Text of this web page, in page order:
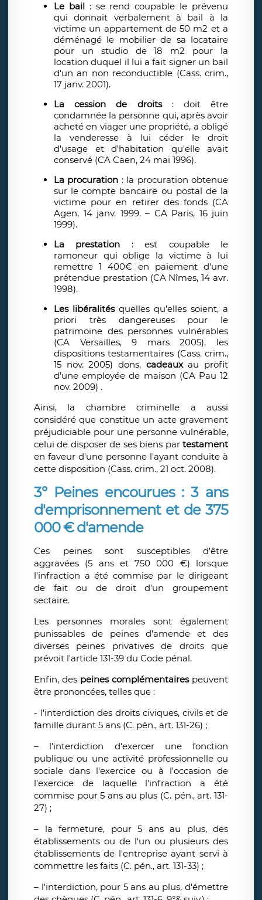
Le bail : se rend coupable le prévenu
qui donnait verbalement à bail à la
victime un appartement de 50 m2 et a
déménagé le mobilier de sa locataire
pour un studio de 18 m2 pour la
location duquel il lui a fait signer un bail
d'un an non reconductible (Cass. crim.,
17 janv. 2001).
La cession de droits: doit être
condamnée la personne qui, après avoir
acheté en viager une propriété, a obligé
la venderesse à lui céder le droit
d'usage et d'habitation qu'elle avait
conservé (CA Caen, 24 mai 1996).
La procuration : la procuration obtenue
sur le compte bancaire ou postal de la
victime pour en retirer des fonds (CA
Agen, 14 janv. 1999. – CA Paris, 16 juin
1999).
La prestation : est coupable le
ramoneur qui oblige la victime à lui
remettre 1 400€ en paiement d'une
prétendue prestation (CA Nîmes, 14 avr.
1998).
Les libéralitésquelles qu'elles soient, a
priori très dangereuses pour le
patrimoine des personnes vulnérables
(CA Versailles, 9 mars 2005), les
dispositions testamentaires (Cass. crim.,
15 nov. 2005) dons, cadeauxau profit
d’une employée de maison (CA Pau 12
nov. 2009) .
Ainsi, la chambre criminelle a aussi
considéré que constitue un acte gravement
préjudiciable pour une personne vulnérable,
celui de disposer de ses biens par testament
en faveur d'une personne l'ayant conduite à
cette disposition (Cass. crim., 21 oct. 2008).
3° Peines encourues : 3 ans
d'emprisonnement et de 375
000 € d'amende
Ces peines sont
susceptibles d'être
aggravées (5 ans et 750 000 €) lorsque
l'infraction a été commise par le dirigeant
de fait ou de droit d'un groupement
sectaire.
Les personnes morales sont également
punissables de peines d'amende et des
diverses peines privatives de droits que
prévoit l'article 131-39 du Code pénal.
Enfin, des peines complémentairespeuvent
être prononcées, telles que :
- l'interdiction des droits civiques, civils et de
famille durant 5 ans (C. pén., art. 131-26) ;
– l'interdiction d'exercer une fonction
publique ou une activité professionnelle ou
sociale dans l'exercice ou à l'occasion de
l'exercice de laquelle l'infraction a été
commise pour 5 ans au plus (C. pén., art. 131-
27) ;
– la fermeture, pour 5 ans au plus, des
établissements ou de l'un ou plusieurs des
établissements de l'entreprise ayant servi à
commettre les faits (C. pén., art. 131-33) ;
– l'interdiction, pour 5 ans au plus, d'émettre